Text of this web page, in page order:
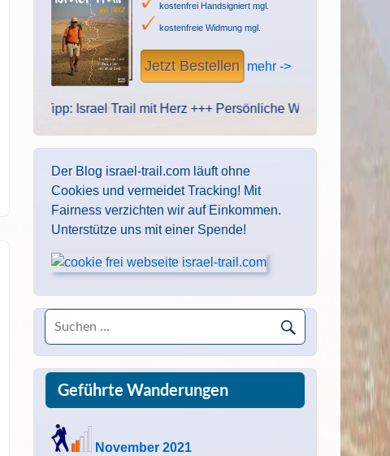
kostenfrei Handsigniert mgl.
kostenfreie Widmung mgl.
Jetzt Bestellen mehr ->
Tipp: Israel Trail mit Herz +++ Persönliche Widmung des Autors.
Der Blog israel-trail.com läuft ohne
Cookies und vermeidet Tracking! Mit
Fairness verzichten wir auf Einkommen.
Unterstütze uns mit einer Spende!
Geführte Wanderungen
November 2021